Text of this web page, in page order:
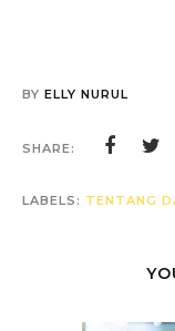
BY ELLY NURUL
SHARE:
LABELS: TENTANG